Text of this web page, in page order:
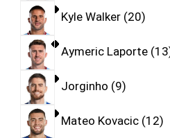
Kyle Walker 20
Aymeric Laporte 13
Jorginho 9
Mateo Kovacic 12